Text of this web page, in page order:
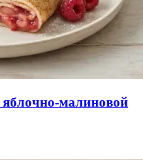
малиновой